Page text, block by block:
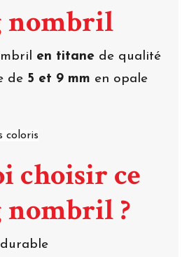
nombril
en titane de qualité
de 5 et 9 mm en opale
coloris
choisir ce
?